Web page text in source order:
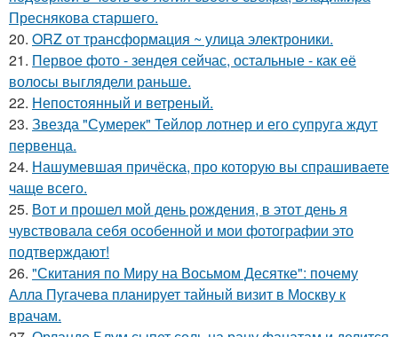
Преснякова старшего.
20. ORZ от трансформация ~ улица электроники.
21. Первое фото - зендея сейчас, остальные - как её
волосы выглядели раньше.
22. Непостоянный и ветреный.
23. Звезда "Сумерек" Тейлор лотнер и его супруга ждут
первенца.
24. Нашумевшая причёска, про которую вы спрашиваете
чаще всего.
25. Вот и прошел мой день рождения, в этот день я
чувствовала себя особенной и мои фотографии это
подтверждают!
26. "Скитания по Миру на Восьмом Десятке": почему
Алла Пугачева планирует тайный визит в Москву к
врачам.